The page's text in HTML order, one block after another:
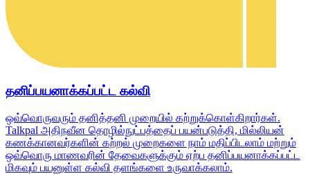
தனிப்பயனாக்கப்பட்ட கல்வி
ஒவ்வொருவரும் தனித்தனி முறையில் கற்றுக்கொள்கிறார்கள்.
Talkpal அதிநவீன தொழில்நுட்பத்தைப் பயன்படுத்தி, மில்லியன்
கணக்கானவர்களின் கற்றல் முறைகளை நாம் மதிப்பிடலாம் மற்றும்
ஒவ்வொரு மாணவரின் தேவைகளுக்கும் ஏற்ப தனிப்பயனாக்கப்பட்ட
மிகவும் பயனுள்ள கல்வி தளங்களை உருவாக்கலாம்.